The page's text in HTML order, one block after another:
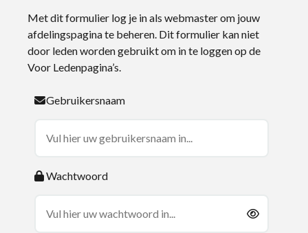
Met dit formulier log je in als webmaster om jouw
afdelingspagina te beheren. Dit formulier kan niet
door leden worden gebruikt om in te loggen op de
Voor Ledenpagina’s.
Gebruikersnaam
Wachtwoord